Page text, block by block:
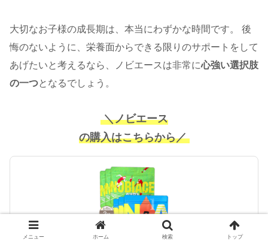
大切なお子様の成長期は、本当にわずかな時間です。 後
悔のないように、栄養面からできる限りのサポートをして
あげたいと考えるなら、ノビエースは非常に心強い選択肢
の一つとなるでしょう。
＼ノビエース
の購入はこちらから／
メニュー ホーム 検索 トップ